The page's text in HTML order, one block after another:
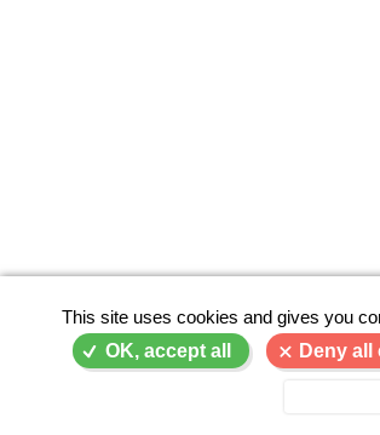
This site uses cookies and gives you
OK, accept all
Deny